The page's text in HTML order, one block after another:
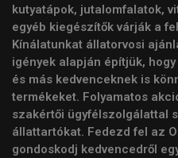
kutyatápok, jutalomfalatok,
egyéb kiegészítők várják a
Kínálatunkat állatorvosi
igények alapján építjük,
és más kedvenceknek is
termékeket. Folyamatos
szakértői ügyfélszolgálattal
állattartókat. Fedezd fel az
gondoskodj kedvencedről